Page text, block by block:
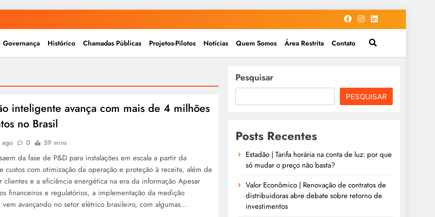
Governança Histórico Chamadas Públicas Projetos-Pilotos Notícias Quem Somos Área Restrita Contato
inteligente avança com mais de 4 milhões
no Brasil
ago 0 59 mins
da fase de P&D para instalações em escala a partir da
custos com otimização da operação e proteção à receita, além de
clientes e a eficiência energética na era da informação Apesar
financeiros e regulatórios, a implementação da medição
avançando no setor elétrico brasileiro, com algumas…
Pesquisar
PESQUISAR
Posts Recentes
Estadão | Tarifa horária na conta de luz: por que
só mudar o preço não basta?
Valor Econômico | Renovação de contratos de
distribuidoras abre debate sobre retorno de
investimentos